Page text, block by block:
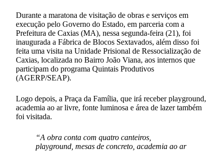
Durante a maratona de visitação de obras e serviços em
execução pelo Governo do Estado, em parceria com a
Prefeitura de Caxias (MA), nessa segunda-feira (21), foi
inaugurada a Fábrica de Blocos Sextavados, além disso foi
feita uma visita na Unidade Prisional de Ressocialização de
Caxias, localizada no Bairro João Viana, aos internos que
participam do programa Quintais Produtivos
(AGERP/SEAP).
Logo depois, a Praça da Família, que irá receber playground,
academia ao ar livre, fonte luminosa e área de lazer também
foi visitada.
“A obra conta com quatro canteiros,
playground, mesas de concreto, academia ao ar